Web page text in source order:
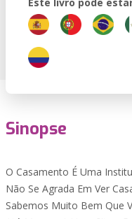
Sinopse
O Casamento É Uma
Não Se Agrada Em Ver
Sabemos Muito Bem Que